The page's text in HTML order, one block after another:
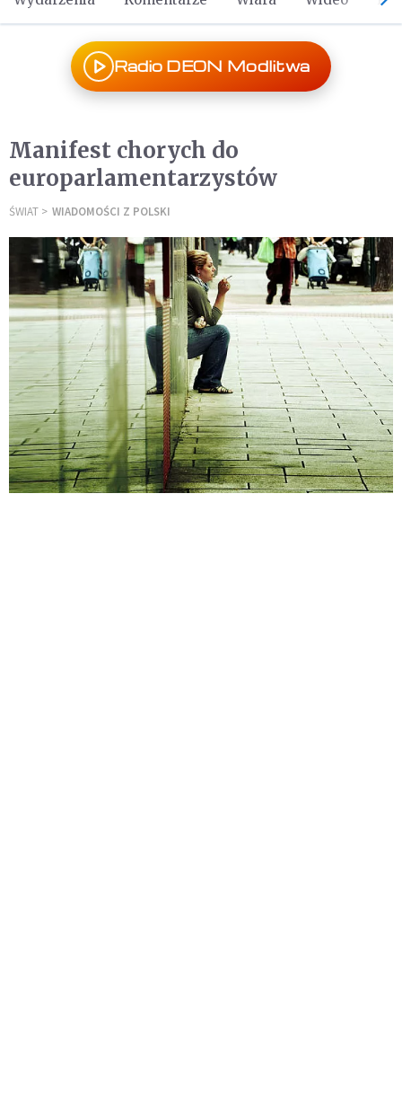
Radio DEON Modlitwa
Manifest chorych do
europarlamentarzystów
ŚWIAT WIADOMOŚCI Z POLSKI